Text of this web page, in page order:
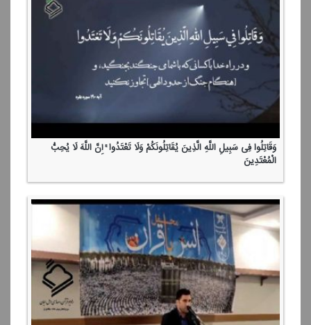
وَقَاتِلُوا فِی سَبِیلِ اللَّهِ الَّذِینَ یُقَاتِلُونَكُمْ وَلَا تَعْتَدُوا ۚ إِنَّ اللَّهَ لَا یُحِبُّ
الْمُعْتَدِینَ